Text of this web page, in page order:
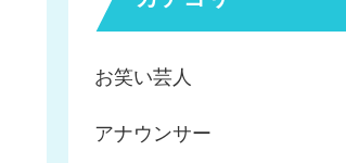
お笑い芸人
アナウンサー